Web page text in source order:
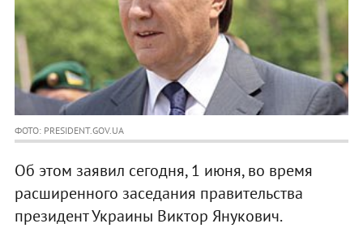
ФОТО: PRESIDENT.GOV.UA
Об этом заявил сегодня, 1 июня, во время
расширенного заседания правительства
президент Украины Виктор Янукович.